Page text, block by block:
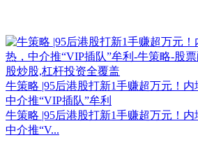
牛策略 |95后港股打新1手赚超万元！内
中介推“VIP插队”牟利
牛策略 |95后港股打新1手赚超万元！内
中介推“V...